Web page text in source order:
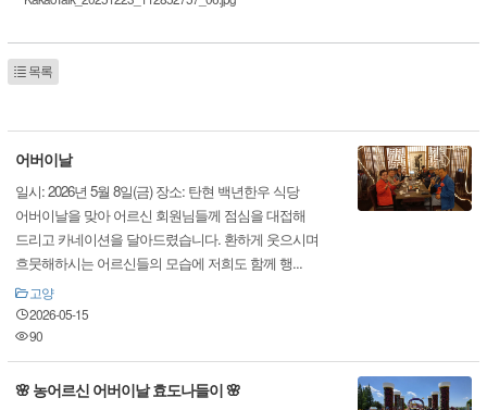
목록
어버이날
일시: 2026년 5월 8일(금) 장소: 탄현 백년한우 식당
어버이날을 맞아 어르신 회원님들께 점심을 대접해
드리고 카네이션을 달아드렸습니다. 환하게 웃으시며
흐뭇해하시는 어르신들의 모습에 저희도 함께 행...
고양
2026-05-15
90
🌸 농어르신 어버이날 효도나들이 🌸